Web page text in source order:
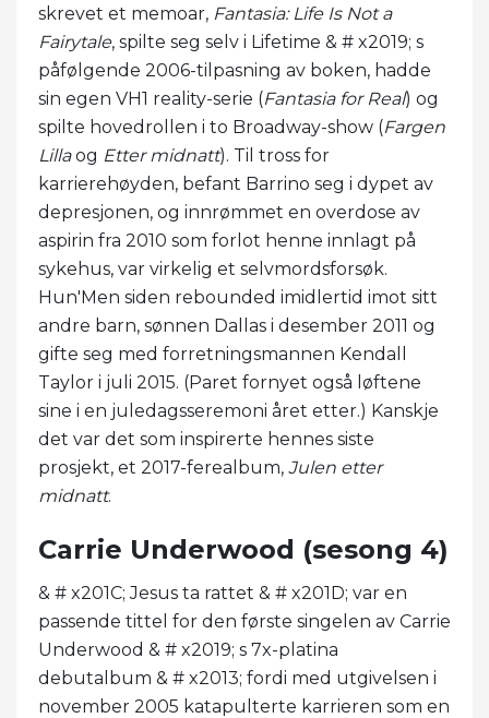
skrevet et memoar, Fantasia: Life Is Not a
Fairytale, spilte seg selv i Lifetime & # x2019; s
påfølgende 2006-tilpasning av boken, hadde
sin egen VH1 reality-serie (Fantasia for Real) og
spilte hovedrollen i to Broadway-show (Fargen
Lillaog Etter midnatt). Til tross for
karrierehøyden, befant Barrino seg i dypet av
depresjonen, og innrømmet en overdose av
aspirin fra 2010 som forlot henne innlagt på
sykehus, var virkelig et selvmordsforsøk.
Hun'Men siden rebounded imidlertid imot sitt
andre barn, sønnen Dallas i desember 2011 og
gifte seg med forretningsmannen Kendall
Taylor i juli 2015. (Paret fornyet også løftene
sine i en juledagsseremoni året etter.) Kanskje
det var det som inspirerte hennes siste
prosjekt, et 2017-ferealbum, Julen etter
midnatt.
Carrie Underwood (sesong 4)
& # x201C; Jesus ta rattet & # x201D; var en
passende tittel for den første singelen av Carrie
Underwood & # x2019; s 7x-platina
debutalbum & # x2013; fordi med utgivelsen i
november 2005 katapulterte karrieren som en